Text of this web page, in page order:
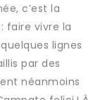
c’est la
faire vivre la
lignes
par des
néanmoins